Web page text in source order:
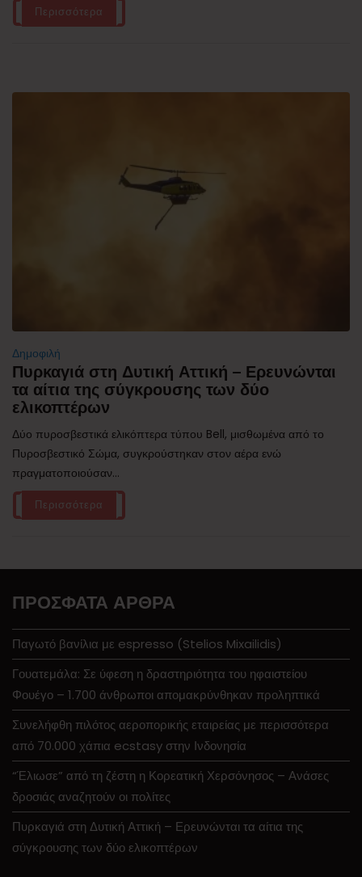
Περισσότερα
Δημοφιλή
Πυρκαγιά στη Δυτική Αττική – Ερευνώνται
τα αίτια της σύγκρουσης των δύο
ελικοπτέρων
Δύο πυροσβεστικά ελικόπτερα τύπου Bell, μισθωμένα από το
Πυροσβεστικό Σώμα, συγκρούστηκαν στον αέρα ενώ
πραγματοποιούσαν...
Περισσότερα
ΠΡΌΣΦΑΤΑ ΆΡΘΡΑ
Παγωτό βανίλια με espresso (Stelios Mixailidis)
Γουατεμάλα: Σε ύφεση η δραστηριότητα του ηφαιστείου
Φουέγο – 1.700 άνθρωποι απομακρύνθηκαν προληπτικά
Συνελήφθη πιλότος αεροπορικής εταιρείας με περισσότερα
από 70.000 χάπια ecstasy στην Ινδονησία
“Έλιωσε” από τη ζέστη η Κορεατική Χερσόνησος – Ανάσες
δροσιάς αναζητούν οι πολίτες
Πυρκαγιά στη Δυτική Αττική – Ερευνώνται τα αίτια της
σύγκρουσης των δύο ελικοπτέρων